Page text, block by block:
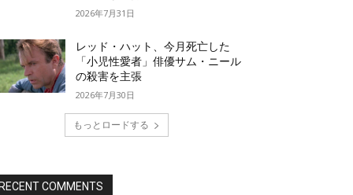
2026年7月31日
レッド・ハット、今月死亡した
「小児性愛者」俳優サム・ニール
の殺害を主張
2026年7月30日
もっとロードする
COMMENTS